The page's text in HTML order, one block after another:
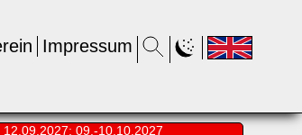
Impressum
09.-10.10.2027